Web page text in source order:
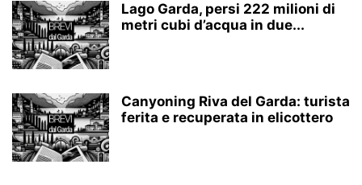
Lago Garda, persi 222 milioni di
metri cubi d’acqua in due...
Canyoning Riva del Garda: turista
ferita e recuperata in elicottero